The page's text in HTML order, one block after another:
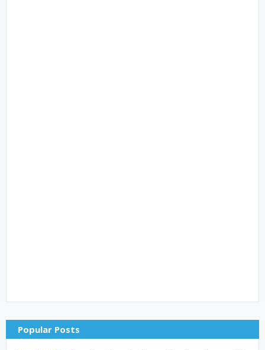
Popular Posts